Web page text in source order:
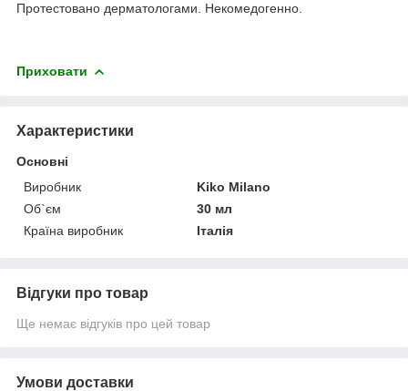
Протестовано дерматологами. Некомедогенно.
Приховати
Характеристики
Основні
Виробник
Kiko Milano
Об`єм
30 мл
Країна виробник
Італія
Відгуки про товар
Ще немає відгуків про цей товар
Умови доставки